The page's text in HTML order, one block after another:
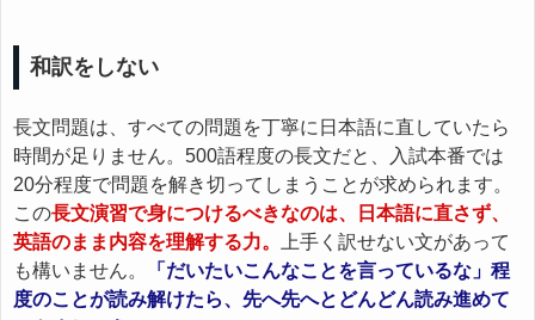
和訳をしない
長文問題は、すべての問題を丁寧に日本語に直していたら
時間が足りません。500語程度の長文だと、入試本番では
20分程度で問題を解き切ってしまうことが求められます。
この長文演習で身につけるべきなのは、日本語に直さず、
英語のまま内容を理解する力。 上手く訳せない文があって
も構いません。
「だいたいこんなことを言っているな」程
度のことが読み解けたら、先へ先へとどんどん読み進めて